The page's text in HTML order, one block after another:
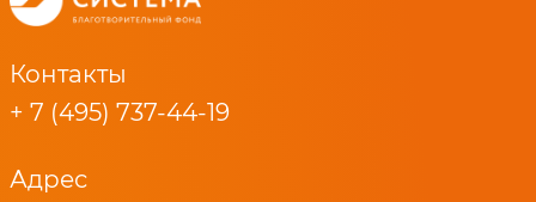
Контакты
+ 7 (495) 737-44-19
Адрес